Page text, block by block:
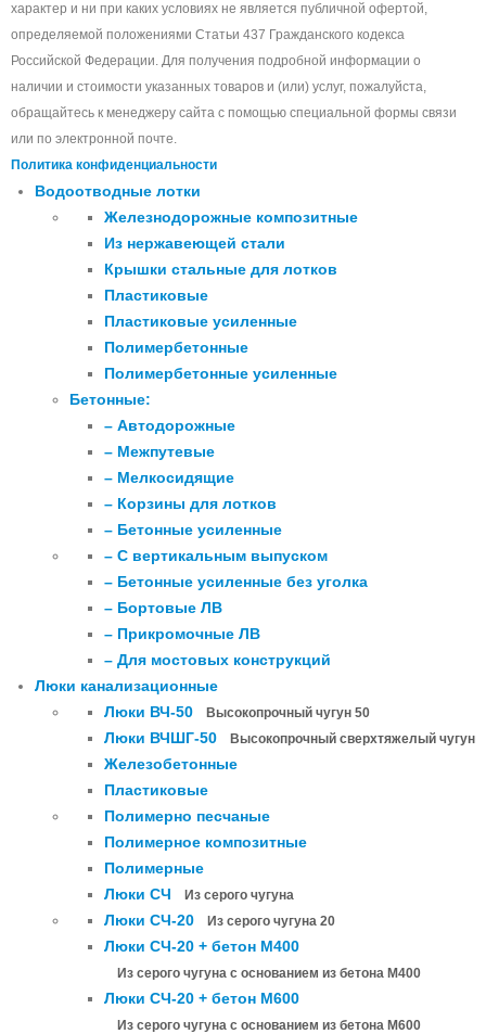
характер и ни при каких условиях не является публичной офертой,
определяемой положениями Статьи 437 Гражданского кодекса
Российской Федерации. Для получения подробной информации о
наличии и стоимости указанных товаров и (или) услуг, пожалуйста,
обращайтесь к менеджеру сайта с помощью специальной формы связи
или по электронной почте.
Политика конфиденциальности
Водоотводные лотки
Железнодорожные композитные
Из нержавеющей стали
Крышки стальные для лотков
Пластиковые
Пластиковые усиленные
Полимербетонные
Полимербетонные усиленные
Бетонные:
– Автодорожные
– Межпутевые
– Мелкосидящие
– Корзины для лотков
– Бетонные усиленные
– С вертикальным выпуском
– Бетонные усиленные без уголка
– Бортовые ЛВ
– Прикромочные ЛВ
– Для мостовых конструкций
Люки канализационные
Люки ВЧ-50
Высокопрочный чугун 50
Люки ВЧШГ-50 Высокопрочный сверхтяжелый чугун
Железобетонные
Пластиковые
Полимерно песчаные
Полимерное композитные
Полимерные
Люки СЧ
Из серого чугуна
Люки СЧ-20 Из серого чугуна 20
Люки СЧ-20 + бетон М400
Из серого чугуна с основанием из бетона М400
Люки СЧ-20 + бетон М600
Из серого чугуна с основанием из бетона М600